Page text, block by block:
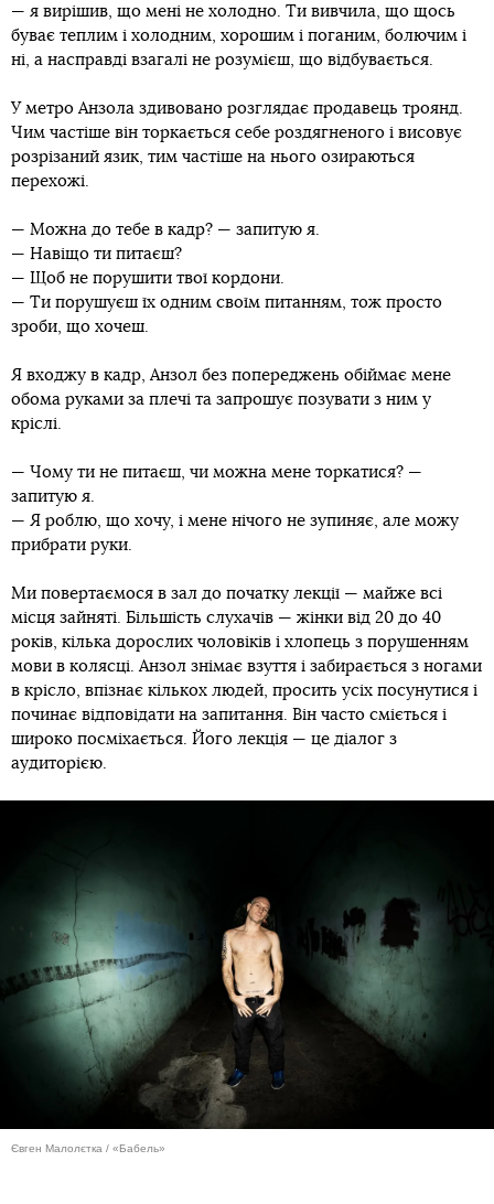
— я вирішив, що мені не холодно. Ти вивчила, що щось
буває теплим і холодним, хорошим і поганим, болючим і
ні, а насправді взагалі не розумієш, що відбувається.
У метро Анзола здивовано розглядає продавець троянд.
Чим частіше він торкається себе роздягненого і висовує
розрізаний язик, тим частіше на нього озираються
перехожі.
— Можна до тебе в кадр? — запитую я.
— Навіщо ти питаєш?
— Щоб не порушити твої кордони.
— Ти порушуєш їх одним своїм питанням, тож просто
зроби, що хочеш.
Я входжу в кадр, Анзол без попереджень обіймає мене
обома руками за плечі та запрошує позувати з ним у
кріслі.
— Чому ти не питаєш, чи можна мене торкатися? —
запитую я.
— Я роблю, що хочу, і мене нічого не зупиняє, але можу
прибрати руки.
Ми повертаємося в зал до початку лекції — майже всі
місця зайняті. Більшість слухачів — жінки від 20 до 40
років, кілька дорослих чоловіків і хлопець з порушенням
мови в колясці. Анзол знімає взуття і забирається з ногами
в крісло, впізнає кількох людей, просить усіх посунутися і
починає відповідати на запитання. Він часто сміється і
широко посміхається. Його лекція — це діалог з
аудиторією.
Євген Малолєтка / «Бабель»